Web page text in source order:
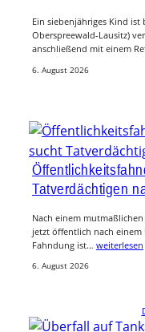
Ein siebenjähriges Kind
Oberspreewald-Lausitz)
anschließend mit einem
6. August 2026
Tatverdächtigen
Nach einem
jetzt öffentlich nach
Fahndung ist… weiterlesen
6. August 2026